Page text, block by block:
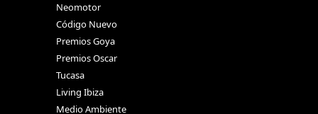
Neomotor
Código Nuevo
Premios Goya
Premios Oscar
Tucasa
Living Ibiza
Medio Ambiente